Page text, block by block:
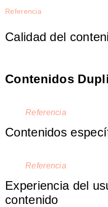
Referencia
Calidad del
Contenidos
Referencia
Contenidos
Referencia
Experiencia del
contenido